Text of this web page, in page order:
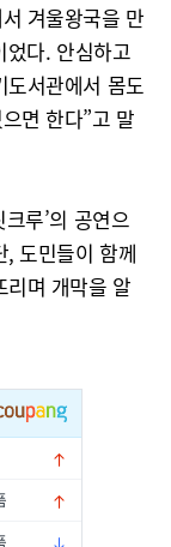
겨울왕국을 만
었다. 안심하고
서관에서 몸도
면 한다”고 말
루’의 공연으
도민들이 함께
리며 개막을 알